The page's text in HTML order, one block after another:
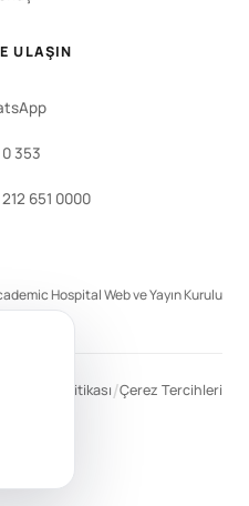
ULAŞIN
353
651 0000
Hospital Web ve Yayın Kurulu
Çerez Politikası/Çerez Tercihleri